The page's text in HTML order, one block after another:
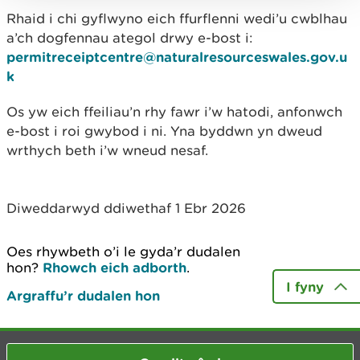
Rhaid i chi gyflwyno eich ffurflenni wedi’u cwblhau
a’ch dogfennau ategol drwy e-bost i:
permitreceiptcentre@naturalresourceswales.gov.u
k
Os yw eich ffeiliau’n rhy fawr i’w hatodi, anfonwch
e-bost i roi gwybod i ni. Yna byddwn yn dweud
wrthych beth i’w wneud nesaf.
Diweddarwyd ddiwethaf 1 Ebr 2026
Oes rhywbeth o’i le gyda’r dudalen
hon? Rhowch eich adborth.
Argraffu’r dudalen hon
I fyny